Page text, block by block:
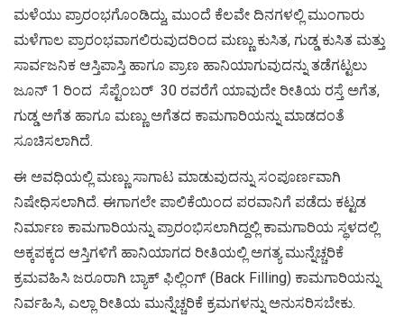
ಮಳೆಯು ಪ್ರಾರಂಭಗೊಂಡಿದ್ದು, ಮುಂದೆ ಕೆಲವೇ ದಿನಗಳಲ್ಲಿ ಮುಂಗಾರು
ಮಳೆಗಾಲ ಪ್ರಾರಂಭವಾಗಲಿರುವುದರಿಂದ ಮಣ್ಣು ಕುಸಿತ, ಗುಡ್ಡ ಕುಸಿತ ಮತ್ತು
ಸಾರ್ವಜನಿಕ ಆಸ್ತಿಪಾಸ್ತಿ ಹಾಗೂ ಪ್ರಾಣ ಹಾನಿಯಾಗುವುದನ್ನು ತಡೆಗಟ್ಟಲು
ಜೂನ್ 1 ರಿಂದ ಸೆಪ್ಟೆಂಬರ್ 30 ರವರೆಗೆ ಯಾವುದೇ ರೀತಿಯ ರಸ್ತೆ ಅಗೆತ,
ಗುಡ್ಡ ಅಗೆತ ಹಾಗೂ ಮಣ್ಣು ಅಗೆತದ ಕಾಮಗಾರಿಯನ್ನು ಮಾಡದಂತೆ
ಸೂಚಿಸಲಾಗಿದೆ.
ಈ ಅವಧಿಯಲ್ಲಿ ಮಣ್ಣು ಸಾಗಾಟ ಮಾಡುವುದನ್ನು ಸಂಪೂರ್ಣವಾಗಿ
ನಿಷೇಧಿಸಲಾಗಿದೆ. ಈಗಾಗಲೇ ಪಾಲಿಕೆಯಿಂದ ಪರವಾನಿಗೆ ಪಡೆದು ಕಟ್ಟಡ
ನಿರ್ಮಾಣ ಕಾಮಗಾರಿಯನ್ನು ಪ್ರಾರಂಭಿಸಲಾಗಿದ್ದಲ್ಲಿ ಕಾಮಗಾರಿಯ ಸ್ಥಳದಲ್ಲಿ
ಅಕ್ಕಪಕ್ಕದ ಆಸ್ತಿಗಳಿಗೆ ಹಾನಿಯಾಗದ ರೀತಿಯಲ್ಲಿ ಅಗತ್ಯ ಮುನ್ನೆಚ್ಚರಿಕೆ
ಕ್ರಮವಹಿಸಿ ಜರೂರಾಗಿ ಬ್ಯಾಕ್ ಫಿಲ್ಲಿಂಗ್ (Back Filling) ಕಾಮಗಾರಿಯನ್ನು
ನಿರ್ವಹಿಸಿ, ಎಲ್ಲಾ ರೀತಿಯ ಮುನ್ನೆಚ್ಚರಿಕೆ ಕ್ರಮಗಳನ್ನು ಅನುಸರಿಸಬೇಕು.